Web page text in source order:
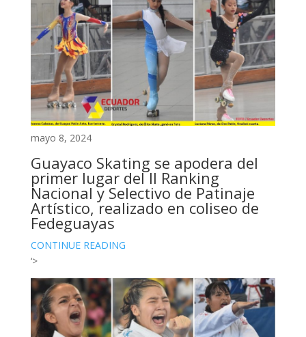
mayo 8, 2024
Guayaco Skating se apodera del
primer lugar del II Ranking
Nacional y Selectivo de Patinaje
Artístico, realizado en coliseo de
Fedeguayas
CONTINUE READING
‘>